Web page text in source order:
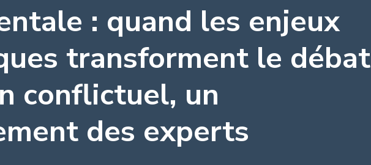
: quand les enjeux
transforment le débat
conflictuel, un
des experts